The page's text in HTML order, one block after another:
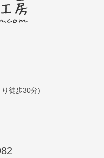
徒歩30分)